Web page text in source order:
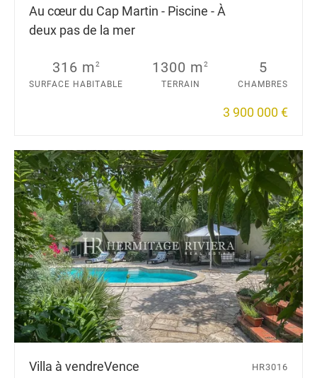
Au cœur du Cap Martin - Piscine - À
deux pas de la mer
316 m2
SURFACE HABITABLE
1300 m2
TERRAIN
5
CHAMBRES
3 900 000 €
Villa à vendreVence
HR3016